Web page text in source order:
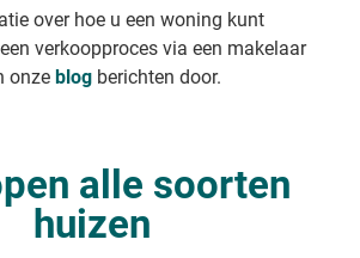
over hoe u een woning kunt
verkoopproces via een makelaar
onze blog berichten door.
alle soorten
huizen